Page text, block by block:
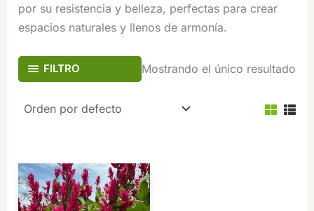
por su resistencia y belleza, perfectas para crear
espacios naturales y llenos de armonía.
FILTRO Mostrando el único resultado